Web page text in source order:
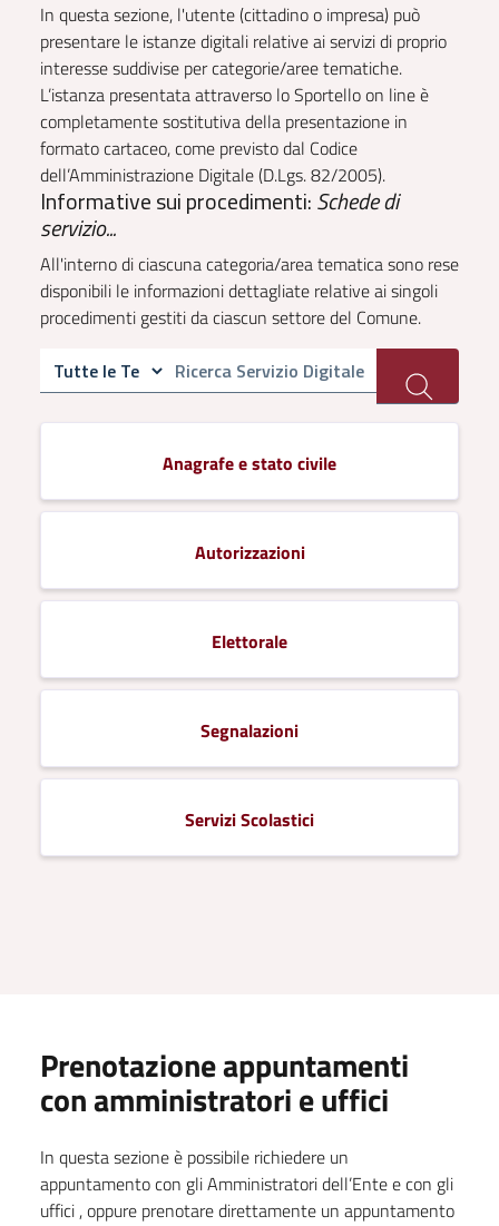
In questa sezione, l'utente (cittadino o impresa) può
presentare le istanze digitali relative ai servizi di proprio
interesse suddivise per categorie/aree tematiche.
L’istanza presentata attraverso lo Sportello on line è
completamente sostitutiva della presentazione in
formato cartaceo, come previsto dal Codice
dell’Amministrazione Digitale (D.Lgs. 82/2005).
Informative sui procedimenti:Schede di
servizio...
All'interno di ciascuna categoria/area tematica sono rese
disponibili le informazioni dettagliate relative ai singoli
procedimenti gestiti da ciascun settore del Comune.
Anagrafe e stato civile
Autorizzazioni
Elettorale
Segnalazioni
Servizi Scolastici
Prenotazione appuntamenti
con amministratori e uffici
In questa sezione è possibile richiedere un
appuntamento con gli Amministratori dell’Ente e con gli
uffici , oppure prenotare direttamente un appuntamento